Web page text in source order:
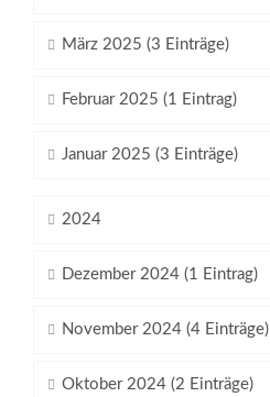
März 2025 (3 Einträge)
Februar 2025 (1 Eintrag)
Januar 2025 (3 Einträge)
2024
Dezember 2024 (1 Eintrag)
November 2024 (4 Einträge)
Oktober 2024 (2 Einträge)